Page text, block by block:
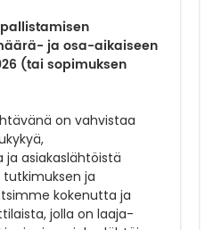
ja osa-aikaiseen
(tai sopimuksen
on vahvistaa
asiakaslähtöistä
ja
kokenutta ja
jolla on laaja-